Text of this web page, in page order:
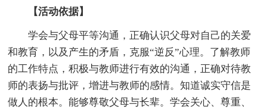
【活动依据】
学会与父母平等沟通，正确认识父母对自己的关爱
和教育，以及产生的矛盾，克服“逆反”心理。了解教师
的工作特点，积极与教师进行有效的沟通，正确对待教
师的表扬与批评，增进与教师的感情。知道诚实守信是
做人的根本。能够尊敬父母与长辈。学会关心、尊重、